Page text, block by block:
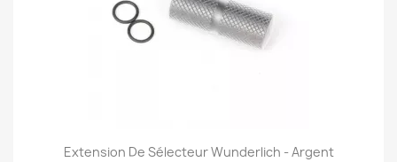
Extension De Sélecteur Wunderlich - Argent